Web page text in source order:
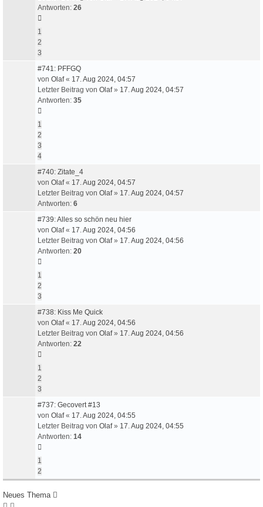
Antworten: 26
1
2
3
#741: PFFGQ
von Olaf« 17. Aug 2024, 04:57
Letzter Beitrag von Olaf» 17. Aug 2024, 04:57
Antworten: 35
1
2
3
4
#740: Zitate_4
von Olaf« 17. Aug 2024, 04:57
Letzter Beitrag von Olaf» 17. Aug 2024, 04:57
Antworten: 6
#739: Alles so schön neu hier
von Olaf« 17. Aug 2024, 04:56
Letzter Beitrag von Olaf» 17. Aug 2024, 04:56
Antworten: 20
1
2
3
#738: Kiss Me Quick
von Olaf« 17. Aug 2024, 04:56
Letzter Beitrag von Olaf» 17. Aug 2024, 04:56
Antworten: 22
1
2
3
#737: Gecovert #13
von Olaf« 17. Aug 2024, 04:55
Letzter Beitrag von Olaf» 17. Aug 2024, 04:55
Antworten: 14
1
2
Neues Thema